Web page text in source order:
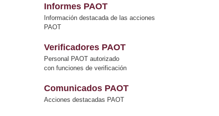
Informes PAOT
Información destacada de las acciones
PAOT
Verificadores PAOT
Personal PAOT autorizado
con funciones de verificación
Comunicados PAOT
Acciones destacadas PAOT